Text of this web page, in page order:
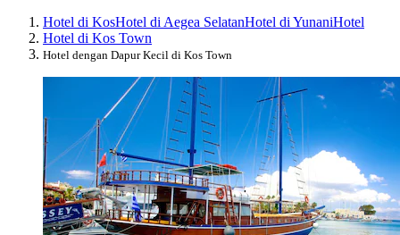
Hotel di KosHotel di Aegea SelatanHotel di YunaniHotel
Hotel di Kos Town
Hotel dengan Dapur Kecil di Kos Town